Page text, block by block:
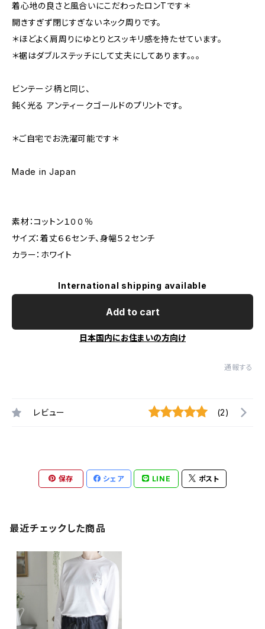
着心地の良さと風合いにこだわったロンTです＊
開きすぎず閉じすぎないネック周りです。
＊ほどよく肩周りにゆとりとスッキリ感を持たせています。
＊裾はダブルステッチにして丈夫にしてあります。。。
ビンテージ柄と同じ、
鈍く光る アンティークゴールドのプリントです。
＊ご自宅でお洗濯可能です＊
Made in Japan
素材：コットン１００％
サイズ：着丈６６センチ、身幅５２センチ
カラー：ホワイト
International shipping available
Add to cart
日本国内にお住まいの方向け
通報する
レビュー (2)
保存 シェア LINE ポスト
最近チェックした商品